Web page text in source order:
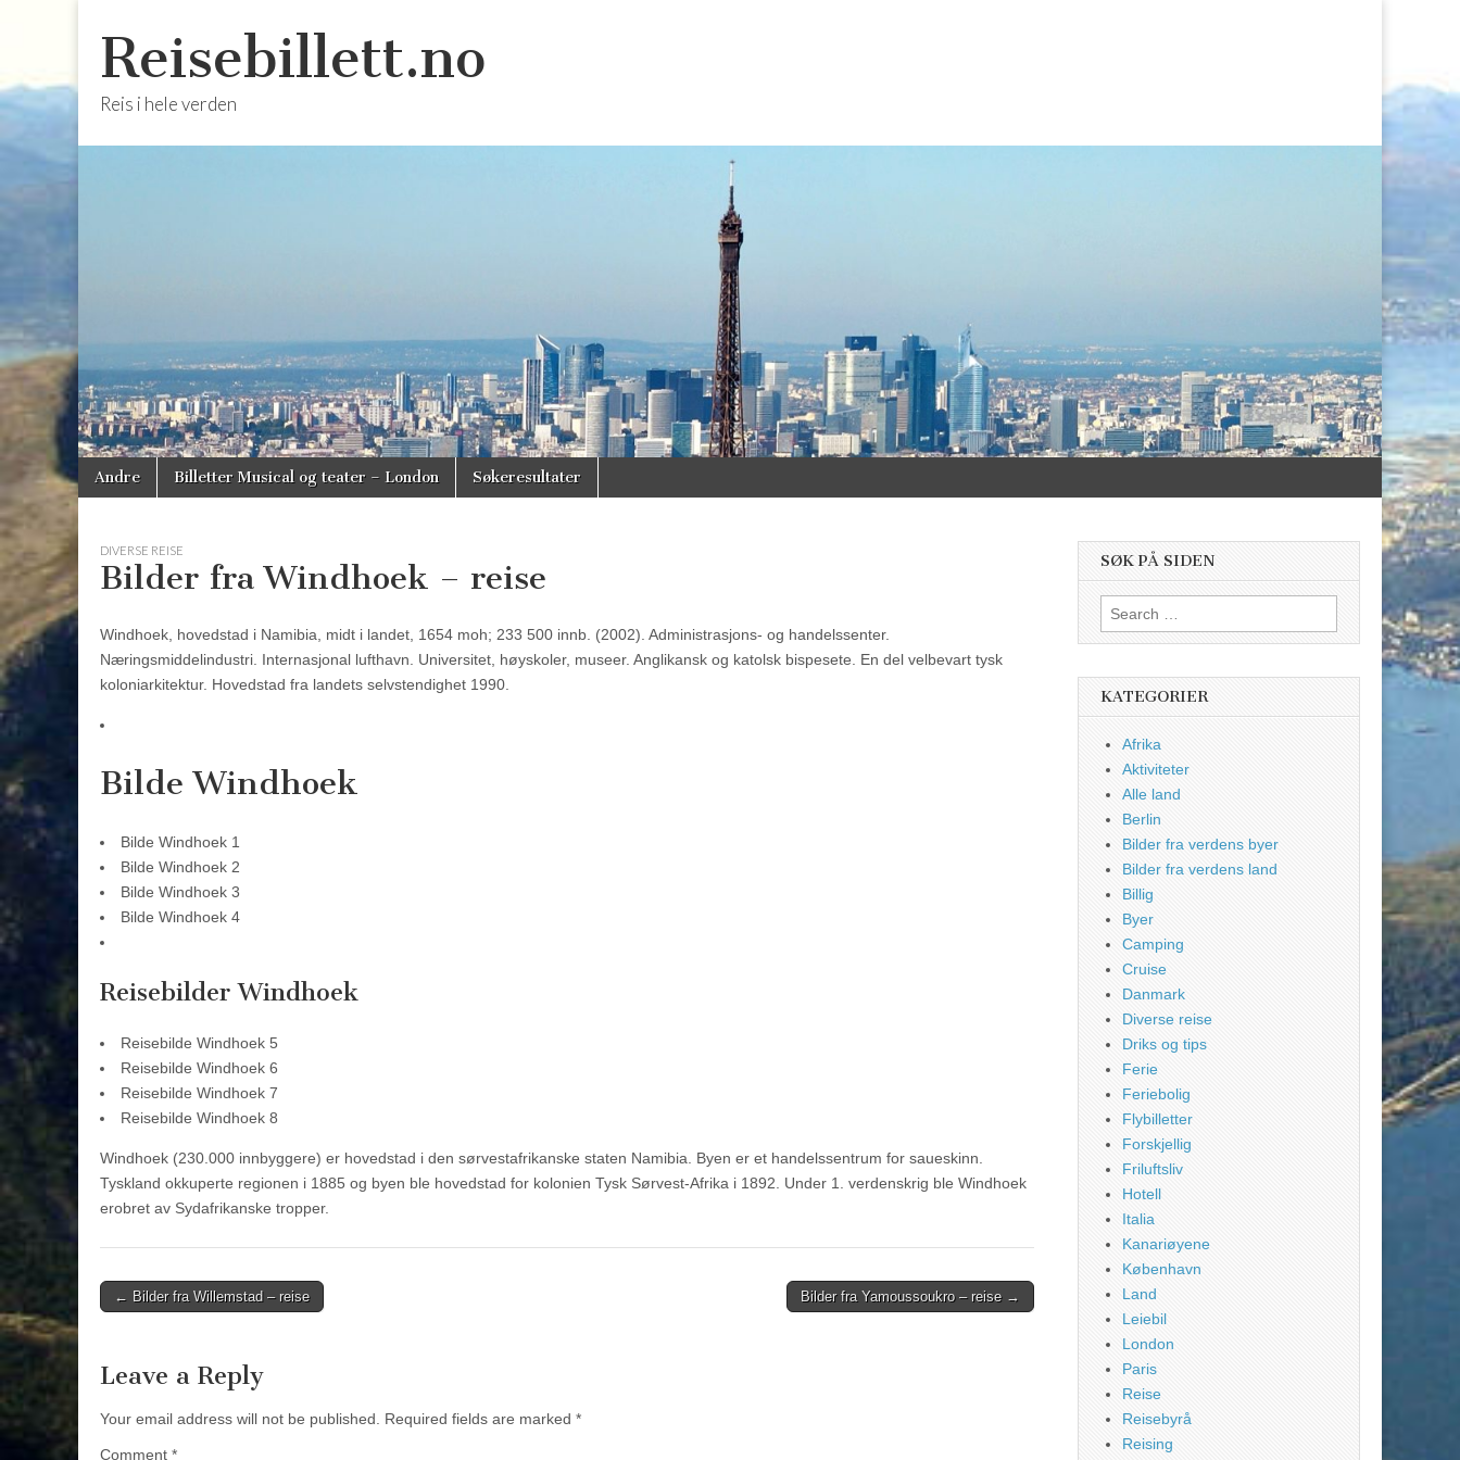
Reisebillett.no
Reis i hele verden
Main
menu
Skip
to
content
Andre Billetter Musical og teater – London Søkeresultater
DIVERSE REISE
Bilder fra Windhoek – reise
Windhoek, hovedstad i Namibia, midt i landet, 1654 moh; 233 500 innb. (2002). Administrasjons- og handelssenter.
Næringsmiddelindustri. Internasjonal lufthavn. Universitet, høyskoler, museer. Anglikansk og katolsk bispesete. En del velbevart tysk
koloniarkitektur. Hovedstad fra landets selvstendighet 1990.
Bilde Windhoek
Bilde Windhoek 1
Bilde Windhoek 2
Bilde Windhoek 3
Bilde Windhoek 4
Reisebilder Windhoek
Reisebilde Windhoek 5
Reisebilde Windhoek 6
Reisebilde Windhoek 7
Reisebilde Windhoek 8
Windhoek (230.000 innbyggere) er hovedstad i den sørvestafrikanske staten Namibia. Byen er et handelssentrum for saueskinn.
Tyskland okkuperte regionen i 1885 og byen ble hovedstad for kolonien Tysk Sørvest-Afrika i 1892. Under 1. verdenskrig ble Windhoek
erobret av Sydafrikanske tropper.
Post
← Bilder fra Willemstad – reise Bilder fra Yamoussoukro – reise →
Leave a Reply
Your email address will not be published. Required fields are marked *
Comment *
SØK PÅ SIDEN
Search
for:
KATEGORIER
Afrika
Aktiviteter
Alle land
Berlin
Bilder fra verdens byer
Bilder fra verdens land
Billig
Byer
Camping
Cruise
Danmark
Diverse reise
Driks og tips
Ferie
Feriebolig
Flybilletter
Forskjellig
Friluftsliv
Hotell
Italia
Kanariøyene
København
Land
Leiebil
London
Paris
Reise
Reisebyrå
Reising